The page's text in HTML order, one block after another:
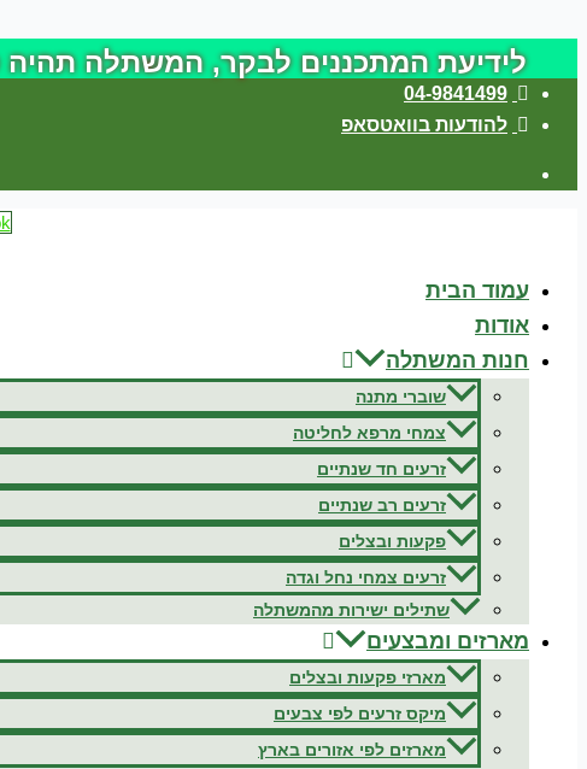
לתוכן
לידיעת המתכננים לבקר, המשתלה תהיה סגורה לביקורים
04-9841499
להודעות בוואטסאפ
עמוד הבית
אודות
חנות המשתלה
שוברי מתנה
צמחי מרפא לחליטה
זרעים חד שנתיים
זרעים רב שנתיים
פקעות ובצלים
זרעים צמחי נחל וגדה
שתילים ישירות מהמשתלה
מארזים ומבצעים
מארזי פקעות ובצלים
מיקס זרעים לפי צבעים
מארזים לפי אזורים בארץ